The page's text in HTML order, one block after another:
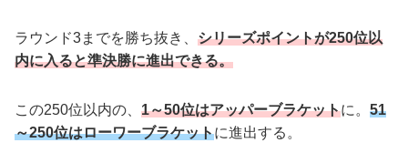
ラウンド3までを勝ち抜き、 シリーズポイントが250位以
内に入ると準決勝に進出できる。
この250位以内の、 1～50位はアッパーブラケットに。 51
～250位はローワーブラケットに進出する。